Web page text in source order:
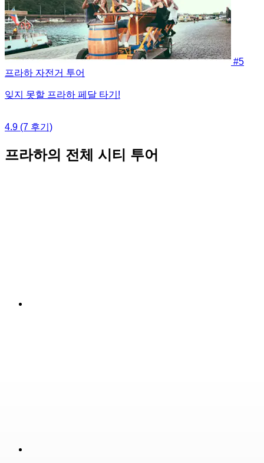
#5
프라하 자전거 투어
잊지 못할 프라하 페달 타기!
4.9 (7 후기)
프라하의 전체 시티 투어